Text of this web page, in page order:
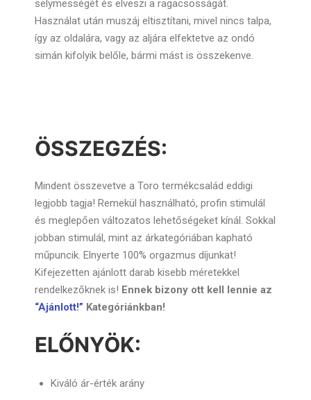
selymességét és elveszi a ragacsosságát.
Használat után muszáj eltisztítani, mivel nincs talpa,
így az oldalára, vagy az aljára elfektetve az ondó
simán kifolyik belőle, bármi mást is összekenve.
ÖSSZEGZÉS:
Mindent összevetve a Toro termékcsalád eddigi
legjobb tagja! Remekül használható, profin stimulál
és meglepően változatos lehetőségeket kínál. Sokkal
jobban stimulál, mint az árkategóriában kapható
műpuncik. Elnyerte 100% orgazmus díjunkat!
Kifejezetten ajánlott darab kisebb méretekkel
rendelkezőknek is! Ennek bizony ott kell lennie az
“Ajánlott!” Kategóriánkban!
ELŐNYÖK:
Kiváló ár-érték arány